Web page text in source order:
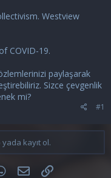
Westview
COVID-19.
paylaşarak
Sizce çevgenlik
mi?
#1
kayıt ol.
WhatsApp
E-postaLink